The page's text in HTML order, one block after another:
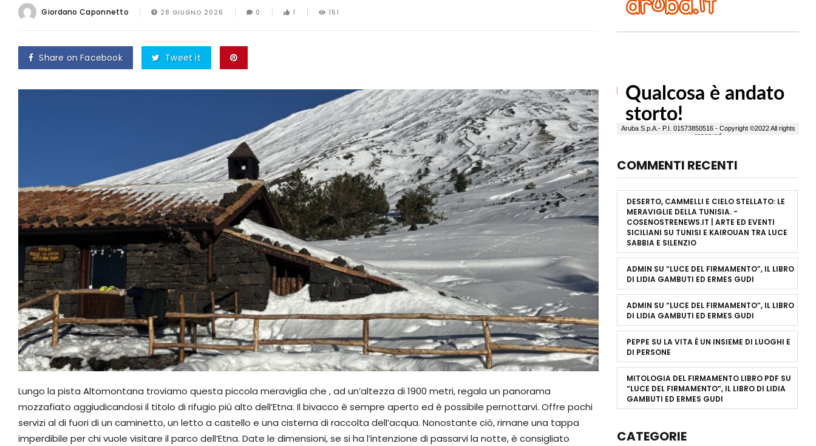
Giordano Caponnetto 28 GIUGNO 2026 0 1 151
Share on Facebook Tweet it
Lungo la pista Altomontana troviamo questa piccola meraviglia che , ad un’altezza di 1900 metri, regala un panorama
mozzafiato aggiudicandosi il titolo di rifugio più alto dell’Etna. Il bivacco è sempre aperto ed è possibile pernottarvi. Offre pochi
servizi al di fuori di un caminetto, un letto a castello e una cisterna di raccolta dell’acqua. Nonostante ciò, rimane una tappa
imperdibile per chi vuole visitare il parco dell’Etna. Date le dimensioni, se si ha l’intenzione di passarvi la notte, è consigliato
COMMENTI RECENTI
DESERTO, CAMMELLI E CIELO STELLATO: LE
MERAVIGLIE DELLA TUNISIA. -
COSENOSTRENEWS.IT | ARTE ED EVENTI
SICILIANI SU TUNISI E KAIROUAN TRA LUCE
SABBIA E SILENZIO
ADMIN SU “LUCE DEL FIRMAMENTO”, IL LIBRO
DI LIDIA GAMBUTI ED ERMES GUDI
ADMIN SU “LUCE DEL FIRMAMENTO”, IL LIBRO
DI LIDIA GAMBUTI ED ERMES GUDI
PEPPE SU LA VITA È UN INSIEME DI LUOGHI E
DI PERSONE
MITOLOGIA DEL FIRMAMENTO LIBRO PDFSU
“LUCE DEL FIRMAMENTO”, IL LIBRO DI LIDIA
GAMBUTI ED ERMES GUDI
CATEGORIE